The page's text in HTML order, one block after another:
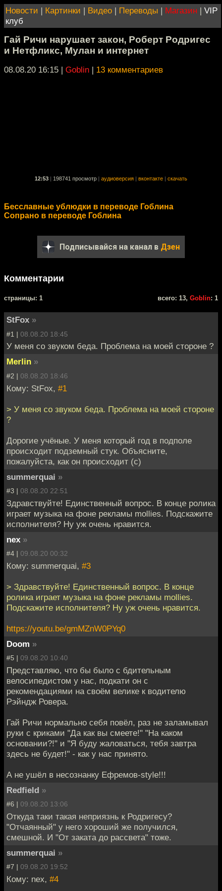
Новости | Картинки | Видео | Переводы | Магазин | VIP
клуб
Гай Ричи нарушает закон, Роберт Родригес
и Нетфликс, Мулан и интернет
08.08.20 16:15 | Goblin | 13 комментариев
12:53 198741 просмотр аудиоверсия вконтакте скачать
Бесславные ублюдки в переводе Гоблина
Сопрано в переводе Гоблина
Подписывайся на канал в Дзен
Комментарии
cтраницы: 1 всего: 13, Goblin: 1
StFox »
#1 | 08.08.20 18:45
У меня со звуком беда. Проблема на моей стороне ?
Merlin »
#2 | 08.08.20 18:46
Кому: StFox, #1
> У меня со звуком беда. Проблема на моей стороне
?
Дорогие учёные. У меня который год в подполе
происходит подземный стук. Объясните,
пожалуйста, как он происходит (c)
summerquai »
#3 | 08.08.20 22:51
Здравствуйте! Единственный вопрос. В конце ролика
играет музыка на фоне рекламы mollies. Подскажите
исполнителя? Ну уж очень нравится.
nex »
#4 | 09.08.20 00:32
Кому: summerquai, #3
> Здравствуйте! Единственный вопрос. В конце
ролика играет музыка на фоне рекламы mollies.
Подскажите исполнителя? Ну уж очень нравится.
https://youtu.be/gmMZnW0PYq0
Doom »
#5 | 09.08.20 10:40
Представляю, что бы было с бдительным
велосипедистом у нас, подкати он с
рекомендациями на своём велике к водителю
Рэйндж Ровера.
Гай Ричи нормально себя повёл, раз не заламывал
руки с криками "Да как вы смеете!" "На каком
основании?!" и "Я буду жаловаться, тебя завтра
здесь не будет!" - как у нас принято.
А не ушёл в несознанку Ефремов-style!!!
Redfield »
#6 | 09.08.20 13:06
Откуда таки такая неприязнь к Родригесу?
"Отчаянный" у него хороший же получился,
смешной. И "От заката до рассвета" тоже.
summerquai »
#7 | 09.08.20 19:52
Кому: nex, #4